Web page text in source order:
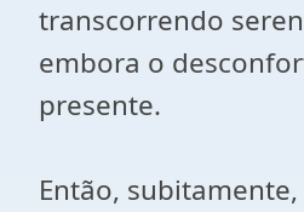
transcorrendo
embora o
presente.
Então,